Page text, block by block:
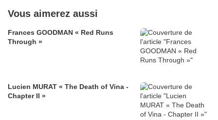
Vous aimerez aussi
Frances GOODMAN « Red Runs
Through »
Lucien MURAT « The Death of Vina -
Chapter II »